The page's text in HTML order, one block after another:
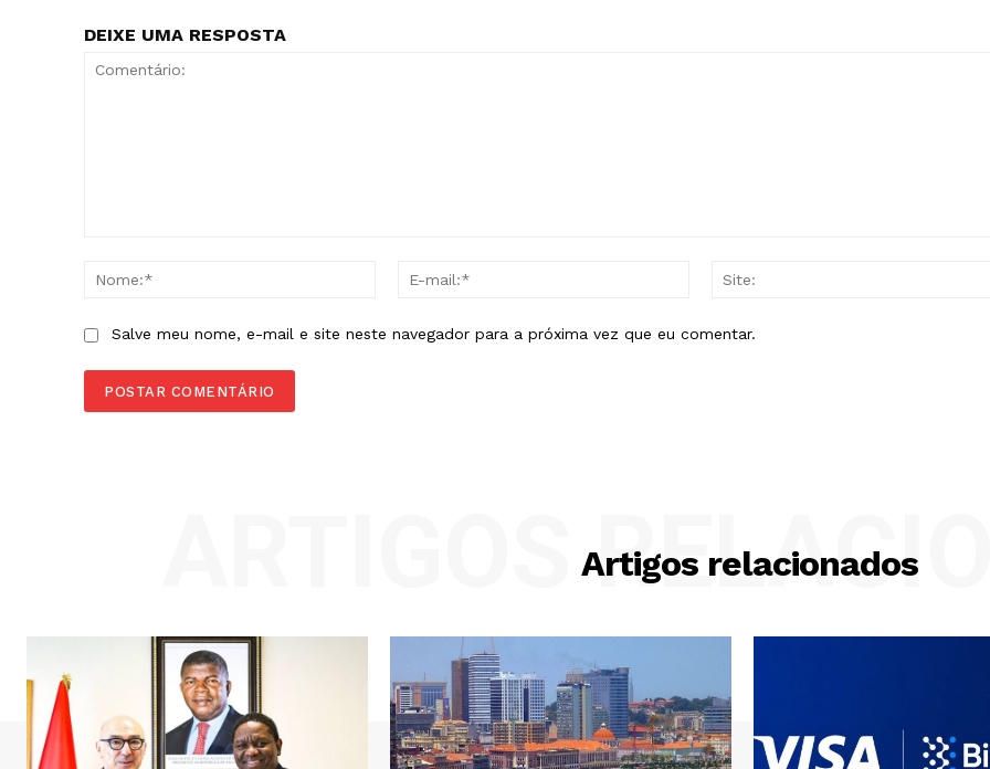
DEIXE UMA RESPOSTA
Nome:*
Salve meu nome, e-mail e site neste navegador para a próxima vez que eu comentar.
Artigos relacionados
ARTIGOS